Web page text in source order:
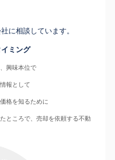
に相談しています。
ミング
興味本位で
報として
格を知るために
ところで、売却を依頼する不動